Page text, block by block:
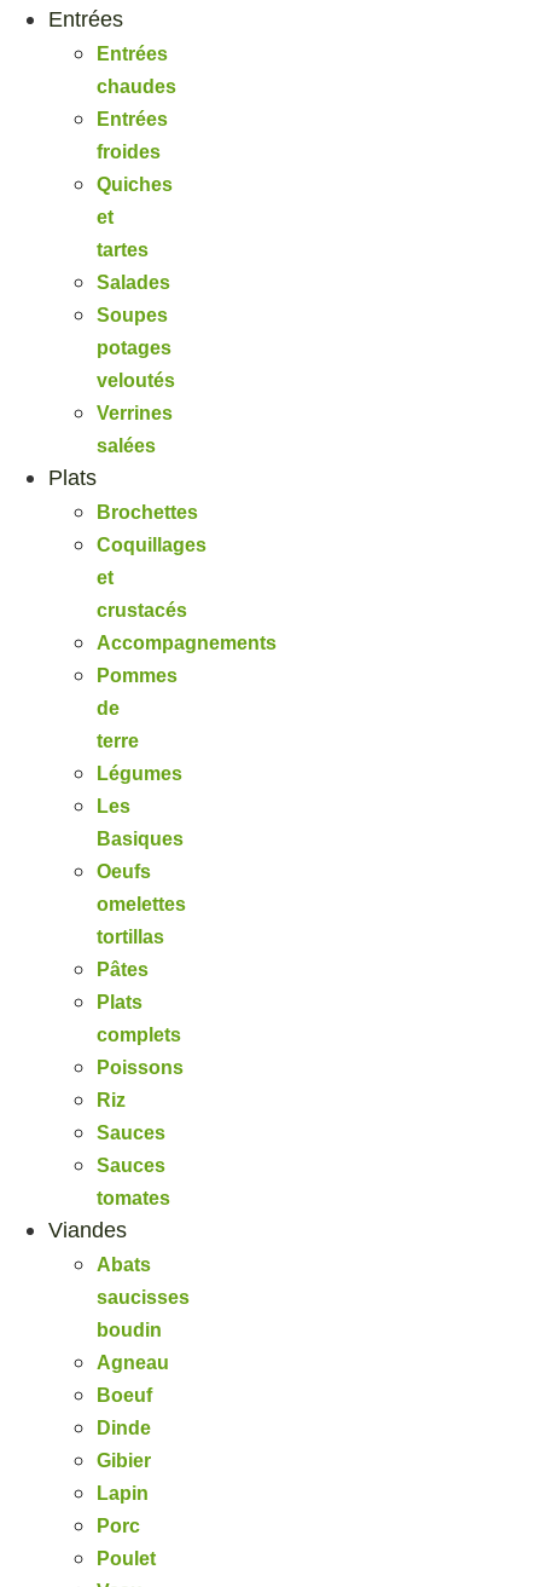
Entrées
Entrées
chaudes
Entrées
froides
Quiches
et
tartes
Salades
Soupes
potages
veloutés
Verrines
salées
Plats
Brochettes
Coquillages
et
crustacés
Accompagnements
Pommes
de
terre
Légumes
Les
Basiques
Oeufs
omelettes
tortillas
Pâtes
Plats
complets
Poissons
Riz
Sauces
Sauces
tomates
Viandes
Abats
saucisses
boudin
Agneau
Boeuf
Dinde
Gibier
Lapin
Porc
Poulet